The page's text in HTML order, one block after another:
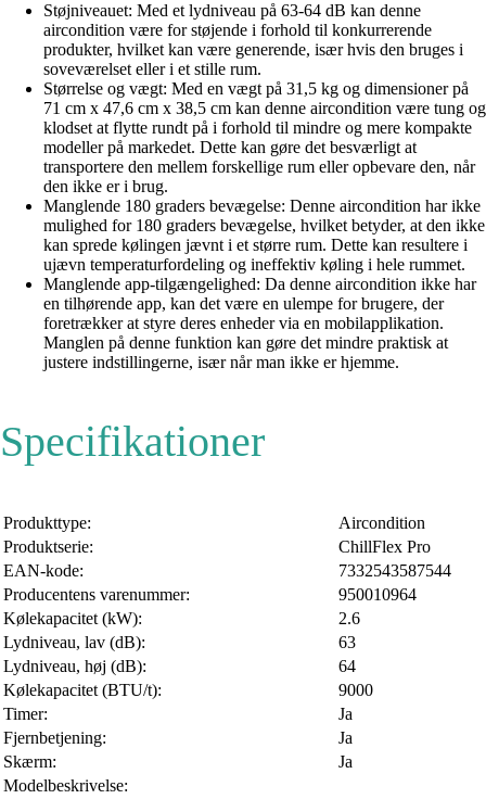
Støjniveauet: Med et lydniveau på 63-64 dB kan denne
aircondition være for støjende i forhold til konkurrerende
produkter, hvilket kan være generende, især hvis den bruges i
soveværelset eller i et stille rum.
Størrelse og vægt: Med en vægt på 31,5 kg og dimensioner på
71 cm x 47,6 cm x 38,5 cm kan denne aircondition være tung og
klodset at flytte rundt på i forhold til mindre og mere kompakte
modeller på markedet. Dette kan gøre det besværligt at
transportere den mellem forskellige rum eller opbevare den, når
den ikke er i brug.
Manglende 180 graders bevægelse: Denne aircondition har ikke
mulighed for 180 graders bevægelse, hvilket betyder, at den ikke
kan sprede kølingen jævnt i et større rum. Dette kan resultere i
ujævn temperaturfordeling og ineffektiv køling i hele rummet.
Manglende app-tilgængelighed: Da denne aircondition ikke har
en tilhørende app, kan det være en ulempe for brugere, der
foretrækker at styre deres enheder via en mobilapplikation.
Manglen på denne funktion kan gøre det mindre praktisk at
justere indstillingerne, især når man ikke er hjemme.
Specifikationer
Produkttype:
Aircondition
Produktserie:
ChillFlex Pro
EAN-kode:
7332543587544
Producentens varenummer:
950010964
Kølekapacitet (kW):
2.6
Lydniveau, lav (dB):
63
Lydniveau, høj (dB):
64
Kølekapacitet (BTU/t):
9000
Timer:
Ja
Fjernbetjening:
Ja
Skærm:
Ja
Modelbeskrivelse: